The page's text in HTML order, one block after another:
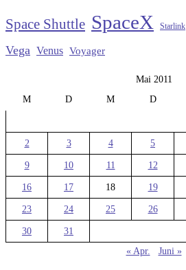
Space Shuttle SpaceX Starlink
Vega Venus Voyager
Mai 2011
M
D M D
2 3 4 5
9 10 11 12
16 17 18 19
23 24 25 26
30
31
« Apr.
Juni »